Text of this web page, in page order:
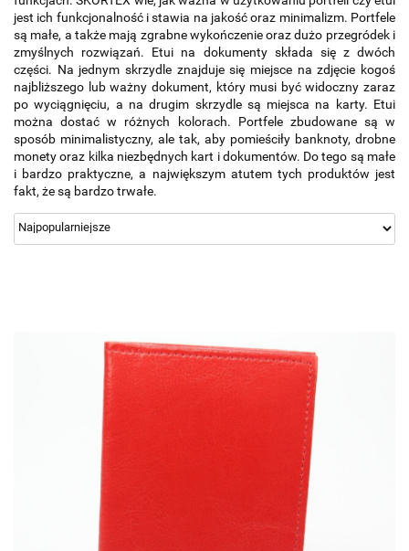
jest ich funkcjonalność i stawia na jakość oraz minimalizm. Portfele
są małe, a także mają zgrabne wykończenie oraz dużo przegródek i
zmyślnych rozwiązań. Etui na dokumenty składa się z dwóch
części. Na jednym skrzydle znajduje się miejsce na zdjęcie kogoś
najbliższego lub ważny dokument, który musi być widoczny zaraz
po wyciągnięciu, a na drugim skrzydle są miejsca na karty. Etui
można dostać w różnych kolorach. Portfele zbudowane są w
sposób minimalistyczny, ale tak, aby pomieściły banknoty, drobne
monety oraz kilka niezbędnych kart i dokumentów. Do tego są małe
i bardzo praktyczne, a największym atutem tych produktów jest
fakt, że są bardzo trwałe.